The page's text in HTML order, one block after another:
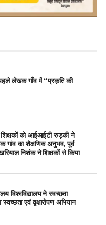
लेखक गाँव में “प्रकृति की
को आईआईटी रुड़की ने
का शैक्षणिक अनुभव, पूर्व
निशंक ने शिक्षकों से किया
विश्वविद्यालय ने स्वच्छता
एवं वृक्षारोपण अभियान